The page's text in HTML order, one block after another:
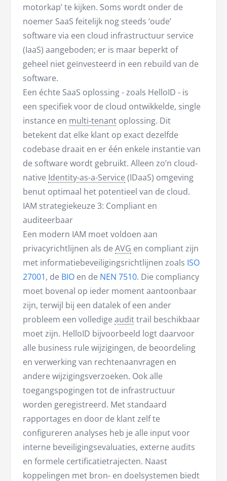
motorkap’ te kijken. Soms wordt onder de
noemer SaaS feitelijk nog steeds ‘oude’
software via een cloud infrastructuur service
(IaaS) aangeboden; er is maar beperkt of
geheel niet geïnvesteerd in een rebuild van de
software.
Een échte SaaS oplossing - zoals HelloID - is
een specifiek voor de cloud ontwikkelde, single
instance en multi-tenant oplossing. Dit
betekent dat elke klant op exact dezelfde
codebase draait en er één enkele instantie van
de software wordt gebruikt. Alleen zo’n cloud-
native Identity-as-a-Service (IDaaS) omgeving
benut optimaal het potentieel van de cloud.
IAM strategiekeuze 3: Compliant en
auditeerbaar
Een modern IAM moet voldoen aan
privacyrichtlijnen als de AVG en compliant zijn
met informatiebeveiligingsrichtlijnen zoals ISO
27001, de BIO en de NEN 7510. Die compliancy
moet bovenal op ieder moment aantoonbaar
zijn, terwijl bij een datalek of een ander
probleem een volledige audittrail beschikbaar
moet zijn. HelloID bijvoorbeeld logt daarvoor
alle business rule wijzigingen, de beoordeling
en verwerking van rechtenaanvragen en
andere wijzigingsverzoeken. Ook alle
toegangspogingen tot de infrastructuur
worden geregistreerd. Met standaard
rapportages en door de klant zelf te
configureren analyses heb je alle input voor
interne beveiligingsevaluaties, externe audits
en formele certificatietrajecten. Naast
koppelingen met bron- en doelsystemen biedt